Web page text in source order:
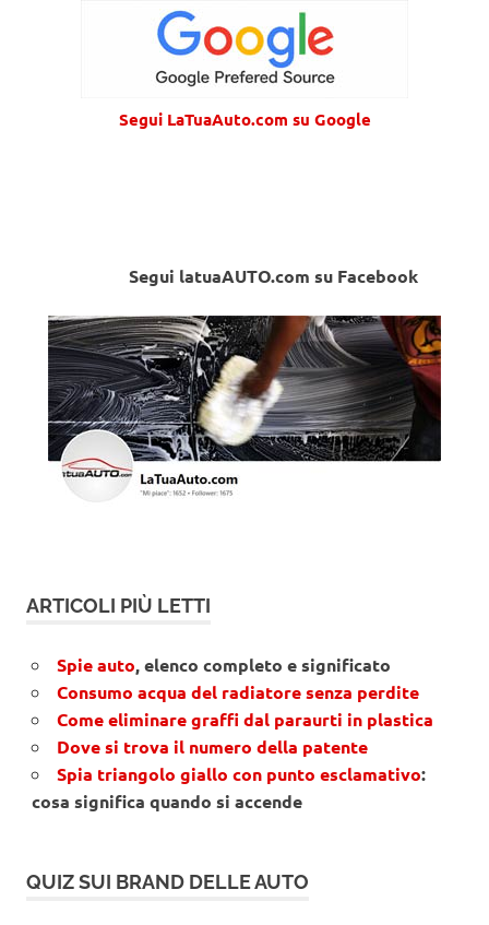
Segui LaTuaAuto.com su Google
Segui latuaAUTO.com su Facebook
ARTICOLI PIÙ LETTI
Spie auto, elenco completo e significato
Consumo acqua del radiatore senza perdite
Come eliminare graffi dal paraurti in plastica
Dove si trova il numero della patente
Spia triangolo giallo con punto esclamativo:
cosa significa quando si accende
QUIZ SUI BRAND DELLE AUTO